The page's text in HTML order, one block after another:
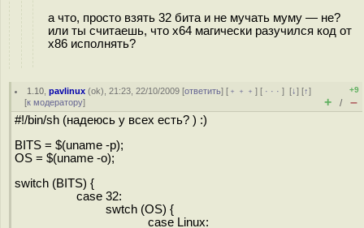
а что, просто взять 32 бита и не мучать муму — не?
или ты считаешь, что x64 магически разучился код от
x86 исполнять?
1.10 ,pavlinux (ok), 21:23, 22/10/2009 [ответить] [ ﹢﹢﹢] [ · · ·][↓] [↑]
[к модератору]
+9
+ / –
#!/bin/sh (надеюсь у всех есть? ) :)
BITS = $(uname -p);
OS = $(uname -o);
switch (BITS) {
case 32:
swtch (OS) {
case Linux: